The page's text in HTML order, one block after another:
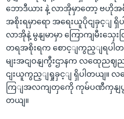
ဘောဒီယား နဲ့ လာအိုမှာတော့ ဗဟိုအ
အစိုးရမှာရော အရေးယူပိုငျခှင့ျ ရှိ
လာအိုနဲ့ မွနျမာမှာ ကြောကျမီးသှေ
တရအစိုးရက စောင့ျကွည့ျရပါတယ
မျးအငျဝနျကွီးဌာနက လထေုညဈ
ငျးယူကွည့ျရှုခှင့ျ ရှိပါတယျ။ လ
ကြျအလကျတှကေို ကုမ်ပဏီကှနျပွူ
တယျ။